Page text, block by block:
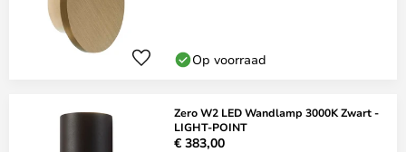
Op voorraad
Zero W2 LED Wandlamp 3000K Zwart -
LIGHT-POINT
€ 383,00